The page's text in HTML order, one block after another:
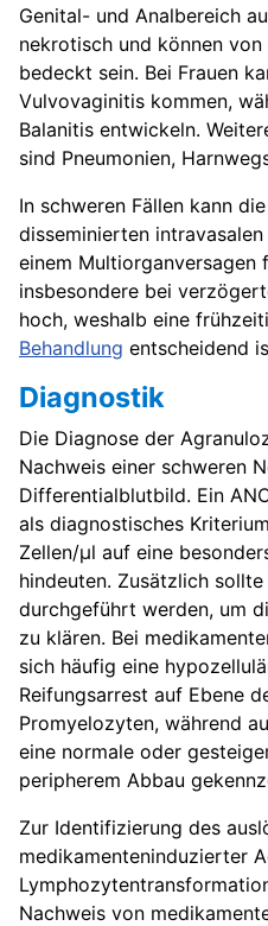
Genital- und Analbereich
nekrotisch und können von
bedeckt sein. Bei Frauen
Vulvovaginitis kommen,
Balanitis entwickeln.
sind Pneumonien,
In schweren Fällen kann
disseminierten
einem
insbesondere bei
hoch, weshalb eine
Behandlung entscheidend
Diagnostik
Die Diagnose der
Nachweis einer schweren
Differentialblutbild. Ein
als diagnostisches
Zellen/µl auf eine
hindeuten. Zusätzlich
durchgeführt werden, um
zu klären. Bei
sich häufig eine
Reifungsarrest auf Ebene
Promyelozyten, während
eine normale oder
peripherem Abbau
Zur Identifizierung des
medikamenteninduzierter
Nachweis von